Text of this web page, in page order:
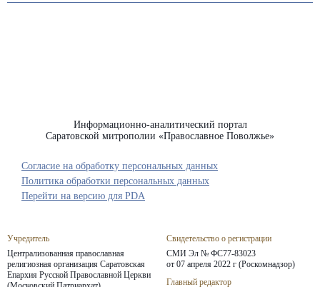
Информационно-аналитический портал
Саратовской митрополии «Православное Поволжье»
Учредитель
Централизованная православная
религиозная организация Саратовская
Епархия Русской Православной Церкви
Свидетельство о регистрации
СМИ Эл № ФС77-83023
от 07 апреля 2022 г (Роскомнадзор)
Главный редактор
Согласие на обработку персональных данных
Политика обработки персональных данных
Перейти на версию для PDA